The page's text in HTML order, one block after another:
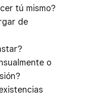
tú mismo?
de
o